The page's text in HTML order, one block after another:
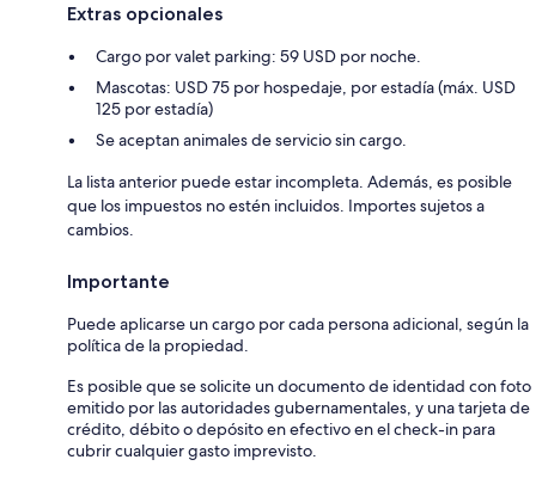
Extras opcionales
Cargo por valet parking: 59 USD por noche.
Mascotas: USD 75 por hospedaje, por estadía (máx. USD
125 por estadía)
Se aceptan animales de servicio sin cargo.
La lista anterior puede estar incompleta. Además, es posible
que los impuestos no estén incluidos. Importes sujetos a
cambios.
Importante
Puede aplicarse un cargo por cada persona adicional, según la
política de la propiedad.
Es posible que se solicite un documento de identidad con foto
emitido por las autoridades gubernamentales, y una tarjeta de
crédito, débito o depósito en efectivo en el check-in para
cubrir cualquier gasto imprevisto.